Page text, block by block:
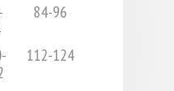
84-96
112-124